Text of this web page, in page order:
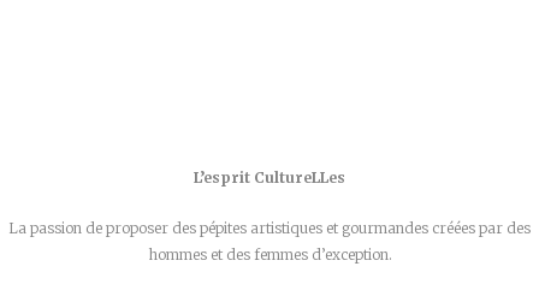
L’esprit CultureLLes
La passion de proposer des pépites artistiques et gourmandes créées par des
hommes et des femmes d’exception.